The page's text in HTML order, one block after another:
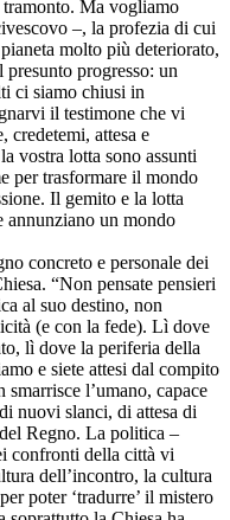
tramonto. Ma vogliamo
–, la profezia di cui
molto più deteriorato,
progresso: un
ci siamo chiusi in
il testimone che vi
credetemi, attesa e
vostra lotta sono assunti
per trasformare il mondo
Il gemito e la lotta
annunziano un mondo
concreto e personale dei
“Non pensate pensieri
al suo destino, non
(e con la fede). Lì dove
lì dove la periferia della
e siete attesi dal compito
l’umano, capace
nuovi slanci, di attesa di
Regno. La politica –
confronti della città vi
dell’incontro, la cultura
poter ‘tradurre’ il mistero